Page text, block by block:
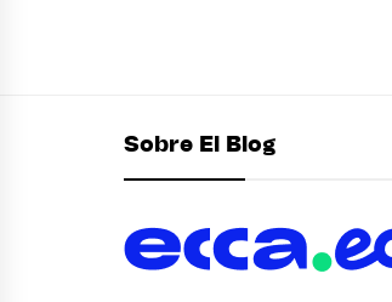
Sobre El Blog